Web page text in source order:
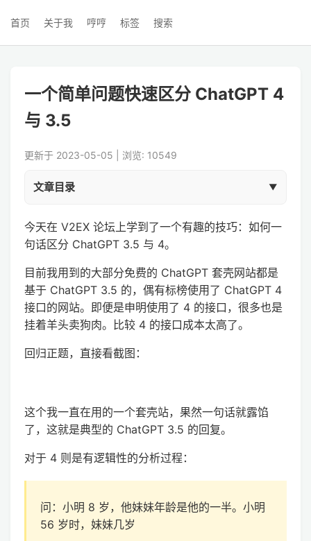
首页 关于我 哼哼 标签 搜索
一个简单问题快速区分 ChatGPT 4
与 3.5
更新于 2023-05-05 | 浏览: 10549
文章目录
今天在 V2EX 论坛上学到了一个有趣的技巧：如何一
句话区分 ChatGPT 3.5 与 4。
目前我用到的大部分免费的 ChatGPT 套壳网站都是
基于 ChatGPT 3.5 的，偶有标榜使用了 ChatGPT 4
接口的网站。即便是申明使用了 4 的接口，很多也是
挂着羊头卖狗肉。比较 4 的接口成本太高了。
回归正题，直接看截图：
这个我一直在用的一个套壳站，果然一句话就露馅
了，这就是典型的 ChatGPT 3.5 的回复。
对于 4 则是有逻辑性的分析过程：
问：小明 8 岁，他妹妹年龄是他的一半。小明
56 岁时，妹妹几岁